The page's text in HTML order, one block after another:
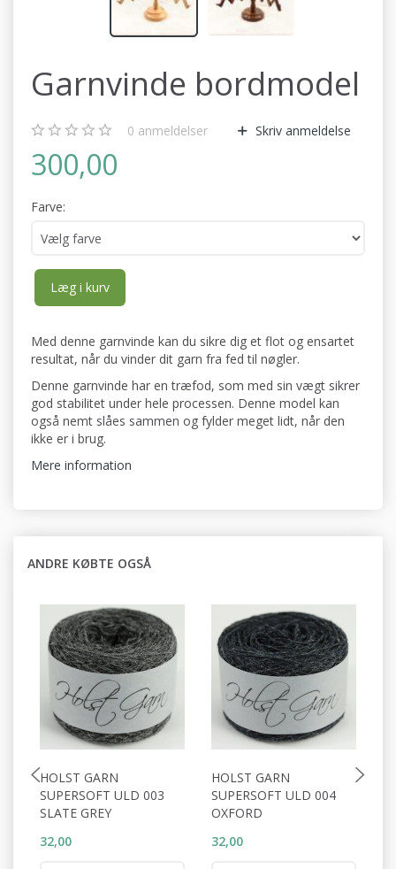
Garnvinde bordmodel
0 anmeldelser Skriv anmeldelse
300,00
Farve:
Læg i kurv
Med denne garnvinde kan du sikre dig et flot og ensartet
resultat, når du vinder dit garn fra fed til nøgler.
Denne garnvinde har en træfod, som med sin vægt sikrer
god stabilitet under hele processen. Denne model kan
også nemt slåes sammen og fylder meget lidt, når den
ikke er i brug.
Mere information
ANDRE KØBTE OGSÅ
HOLST GARN
SUPERSOFT ULD 003
SLATE GREY
32,00
HOLST GARN
SUPERSOFT ULD 004
OXFORD
32,00